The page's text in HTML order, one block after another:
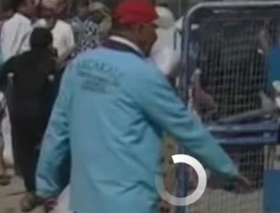
No media source currently available